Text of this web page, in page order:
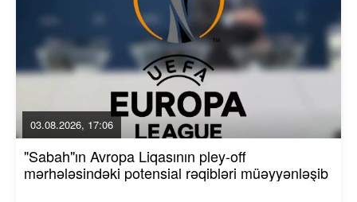
03.08.2026, 17:06
"Sabah"ın Avropa Liqasının pley-off
mərhələsindəki potensial rəqibləri müəyyənləşib